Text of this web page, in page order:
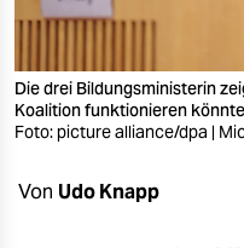
fragen & hilfe
unterstützen
abo
Die drei Bildungsministerin
Koalition funktionieren könnte
Foto: picture alliance/dpa |
Von Udo Knapp